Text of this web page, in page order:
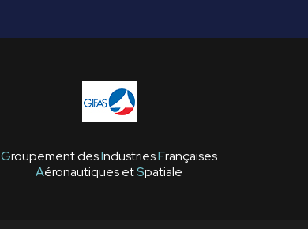
Groupement desIndustriesFrançaises
Aéronautiques etSpatiale